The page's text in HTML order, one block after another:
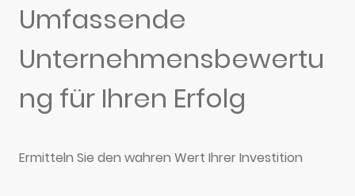
Umfassende
Unternehmensbewertu
ng für Ihren Erfolg
Ermitteln Sie den wahren Wert Ihrer Investition